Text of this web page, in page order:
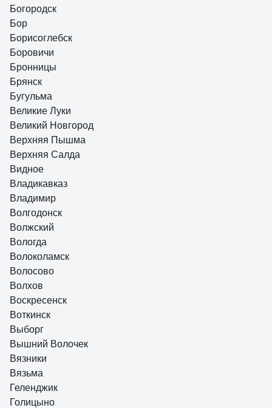
Богородск
Бор
Борисоглебск
Боровичи
Бронницы
Брянск
Бугульма
Великие Луки
Великий Новгород
Верхняя Пышма
Верхняя Салда
Видное
Владикавказ
Владимир
Волгодонск
Волжский
Вологда
Волоколамск
Волосово
Волхов
Воскресенск
Воткинск
Выборг
Вышний Волочек
Вязники
Вязьма
Геленджик
Голицыно